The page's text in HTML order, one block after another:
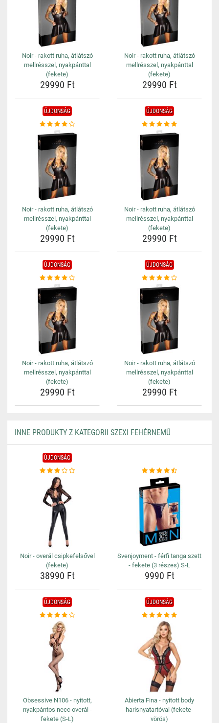
Noir - rakott ruha, átlátszó
mellrésszel, nyakpánttal
(fekete)
29990 Ft
Noir - rakott ruha, átlátszó
mellrésszel, nyakpánttal
(fekete)
29990 Ft
ÚJDONSÁG
Noir - rakott ruha, átlátszó
mellrésszel, nyakpánttal
(fekete)
29990 Ft
ÚJDONSÁG
Noir - rakott ruha, átlátszó
mellrésszel, nyakpánttal
(fekete)
29990 Ft
ÚJDONSÁG
Noir - rakott ruha, átlátszó
mellrésszel, nyakpánttal
(fekete)
29990 Ft
ÚJDONSÁG
Noir - rakott ruha, átlátszó
mellrésszel, nyakpánttal
(fekete)
29990 Ft
INNE PRODUKTY Z KATEGORII SZEXI FEHÉRNEMŰ
ÚJDONSÁG
Noir - overál csipkefelsővel
(fekete)
38990 Ft
Svenjoyment - férfi tanga szett
- fekete (3 részes) S-L
9990 Ft
ÚJDONSÁG
Obsessive N106 - nyitott,
nyakpántos necc overál -
fekete (S-L)
ÚJDONSÁG
Abierta Fina - nyitott body
harisnyatartóval (fekete-
vörös)